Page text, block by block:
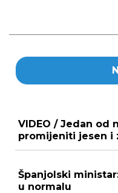
VIDEO / Jedan od
promijeniti jesen i
Španjolski
u normalu